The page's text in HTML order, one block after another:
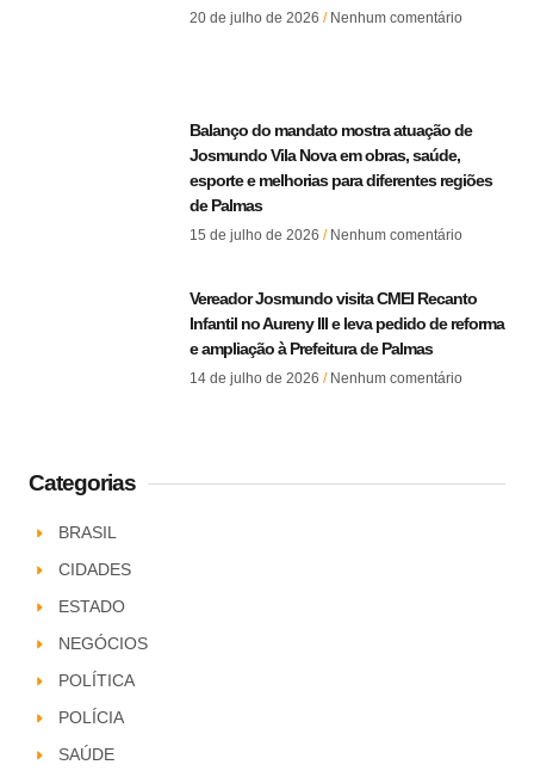
20 de julho de 2026 Nenhum comentário
Balanço do mandato mostra atuação de
Josmundo Vila Nova em obras, saúde,
esporte e melhorias para diferentes regiões
de Palmas
15 de julho de 2026 Nenhum comentário
Vereador Josmundo visita CMEI Recanto
Infantil no Aureny III e leva pedido de reforma
e ampliação à Prefeitura de Palmas
14 de julho de 2026 Nenhum comentário
Categorias
BRASIL
CIDADES
ESTADO
NEGÓCIOS
POLÍTICA
POLÍCIA
SAÚDE